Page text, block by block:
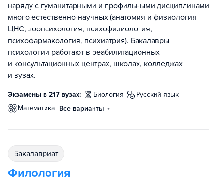
наряду с гуманитарными и профильными дисциплинами
много естественно-научных (анатомия и физиология
ЦНС, зоопсихология, психофизиология,
психофармакология, психиатрия). Бакалавры
психологии работают в реабилитационных
и консультационных центрах, школах, колледжах
и вузах.
Экзамены в 217 вузах: биология
русский язык
математика Все варианты
бакалавриат
Филология